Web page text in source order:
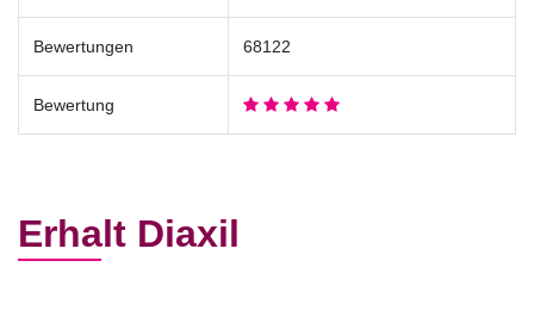
Bewertungen 68122
Bewertung
Erhalt Diaxil